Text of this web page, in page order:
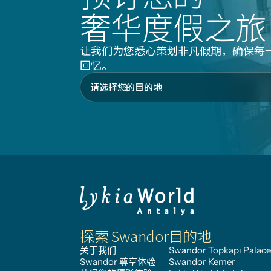
奢华度假之旅
让我们为您悉心策划非凡假期，确保
回忆。
探索 Swandor
关于我们
Swandor 尊享体验
目的地
Swandor Topkapı Palace
Swandor Kemer